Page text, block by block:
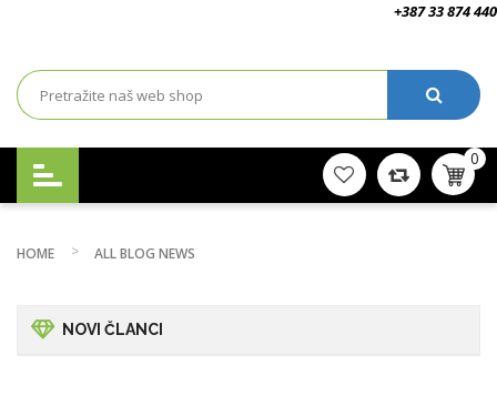
+387 33 874 440
0
HOME ALL BLOG NEWS
NOVI ČLANCI